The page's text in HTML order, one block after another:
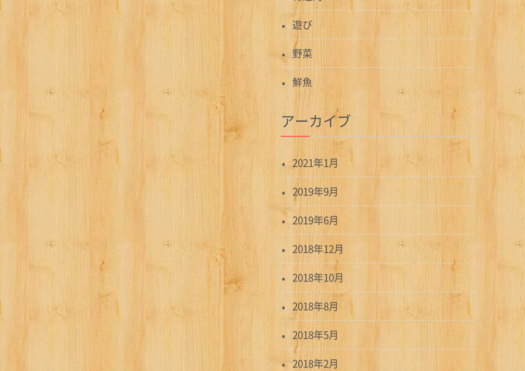
遊び
野菜
鮮魚
アーカイブ
2021年1月
2019年9月
2019年6月
2018年12月
2018年10月
2018年8月
2018年5月
2018年2月